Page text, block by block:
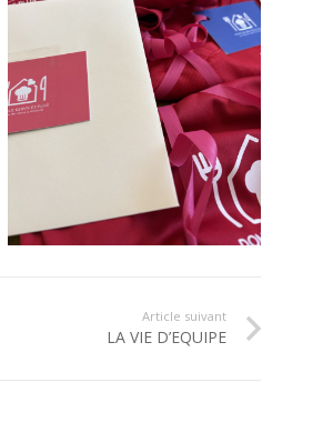
Article suivant
LA VIE D’EQUIPE